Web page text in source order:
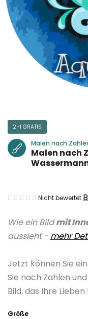
Wie ein Bildmit
aussieht - mehr
Jetzt können Sie
Sie nach Zahlen
Bild, das Ihre
Größe
2+1 GRATIS
Malen nach
Malen nach
Die
ist
von
5
Sternen.
Nicht bewertet